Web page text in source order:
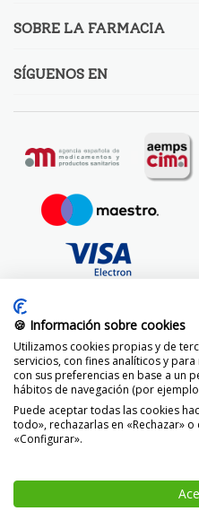
SOBRE LA FARMACIA
SÍGUENOS EN
© 2014 -2026
🍪 Información sobre cookies
Utilizamos cookies propias y de
servicios, con fines analíticos y
con sus preferencias en base a un
hábitos de navegación (por
Puede aceptar todas las cookies
todo», rechazarlas en «Rechazar»
«Configurar».